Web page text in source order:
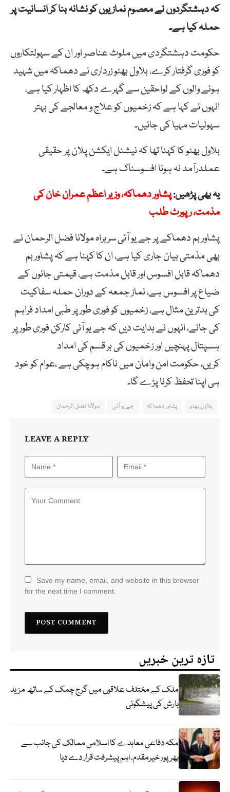
کہ دہشتگردوں نے معصوم نمازیوں کو نشانہ بنا کر انسانیت پر
حملہ کیا ہے۔
حکومت دہشتگردی میں ملوث عناصر اور ان کے سہولتکاروں
کو فوری گرفتار کرے، بلاول بھٹو زرداری نے دھماکہ میں شہید
ہونے والوں کے لواحقین سے گہرے دکھ کا اظہار کیا ہے،
انہوں نے کہا ہے کہ زخمیوں کو علاج و معالجے کی بہتر
سہولیات مہیا کی جائیں۔
بلاول بھٹو کا کہنا تھا کہ نیشنل ایکشن پلان پر حقیقی
عملدرآمد نہ ہونا افسوسناک ہے۔
یہ بھی پڑھیں:پشاور دھماکہ، وزیر اعظم عمران خان کی
مذمت، رپورٹ طلب
پشاور بم دھماکے پر جے یو آئی سربراہ مولانا فضل الرحمان نے
بھی مذمتی بیان جاری کیا ہے، ان کا کہنا ہے کہ پشاور بم
دھماکہ قابل افسوس اور قابل مذمت ہے، قیمتی جانوں کے
ضیاع پر افسوس ہے، نماز جمعہ کے دوران حملہ سفاکیت
کی بدترین مثال ہے، زخمیوں کو فوری طور پر طبی امداد فراہم
کی جائے، انہوں نے ہدایت دیں کہ جے یو آئی کارکن فوری طور پر
ہسپتال پہنچیں اور زخمیوں کی ہر قسم کی امداد
کریں، حکومت امن وامان میں ناکام ہوچکی ہے ،عوام کو خود
ہی اپنا تحفظ کرنا پڑے گا۔
بلاول بھٹو پشاور دھماکہ جے یو آئی مولانا فضل الرحمان
LEAVE A REPLY
Save my name, email, and website in this browser
for the next time I comment.
تازہ ترین خبریں
ملک کے مختلف علاقوں میں گرج چمک کے ساتھ مزید
بارش کی پیشگوئی
مکہ دفاعی معاہدے کا اسلامی ممالک کی جانب سے
بھرپور خیرمقدم، اہم پیشرفت قرار دے دیا